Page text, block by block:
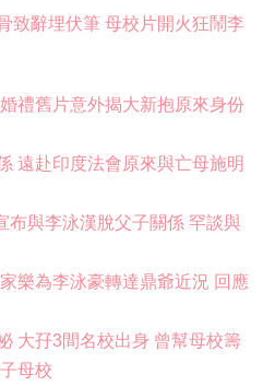
致辭埋伏筆 母校片開火狂鬧李
禮舊片意外揭大新抱原來身份
遠赴印度法會原來與亡母施明
布與李泳漢脫父子關係 罕談與
樂為李泳豪轉達鼎爺近況 回應
大孖3間名校出身 曾幫母校籌
母校